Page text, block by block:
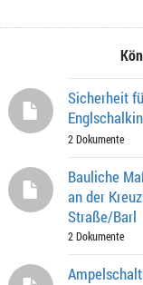
Sicherheit
2 Dokumente
Bauliche
an der
Straße/Barl
2 Dokumente